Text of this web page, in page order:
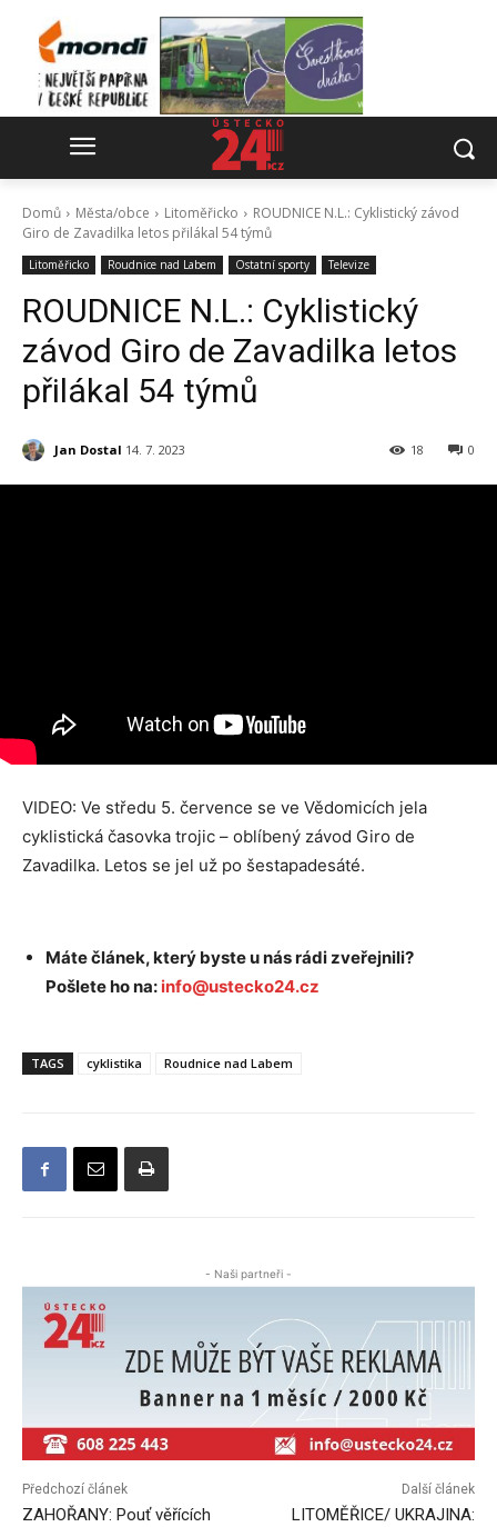
Domů Města/obce Litoměřicko
ROUDNICE N.L.: Cyklistický závod
Giro de Zavadilka letos přilákal 54 týmů
Litoměřicko Roudnice nad Labem Ostatní sporty Televize
ROUDNICE N.L.: Cyklistický
závod Giro de Zavadilka letos
přilákal 54 týmů
Jan Dostal 14. 7. 2023 0
18
VIDEO: Ve středu 5. července se ve Vědomicích jela
cyklistická časovka trojic – oblíbený závod Giro de
Zavadilka. Letos se jel už po šestapadesáté.
Máte článek, který byste u nás rádi zveřejnili?
Pošlete ho na: info@ustecko24.cz
TAGS cyklistika Roudnice nad Labem
- Naši partneři -
Předchozí článek
ZAHOŘANY: Pouť věřících
Další článek
LITOMĚŘICE/ UKRAJINA: